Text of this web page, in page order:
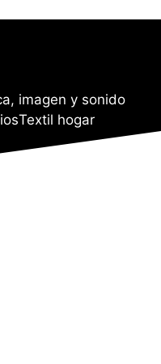
imagen y sonido
Textil hogar